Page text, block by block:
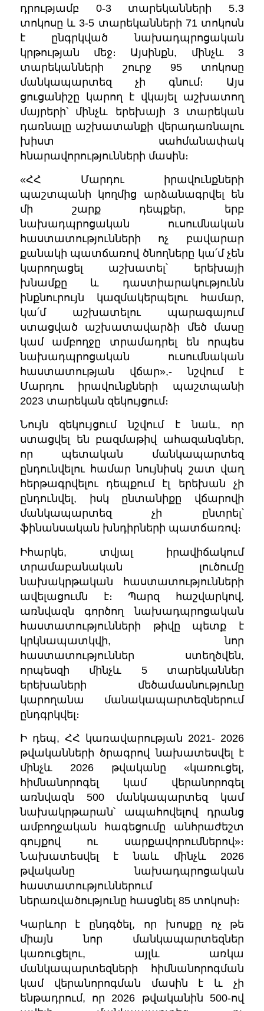
դրությամբ 0-3 տարեկանների 5․3
տոկոսը և 3-5 տարեկանների 71 տոկոսն
է ընգրկված նախադպրոցական
կրթության մեջ։ Այսինքն, մինչև 3
տարեկանների շուրջ 95 տոկոսը
մանկապարտեզ չի գնում։ Այս
ցուցանիշը կարող է վկայել աշխատող
մայրերի՝ մինչև երեխայի 3 տարեկան
դառնալը աշխատանքի վերադառնալու
խիստ սահմանափակ
հնարավորությունների մասին։
«ՀՀ Մարդու իրավունքների
պաշտպանի կողմից արձանագրվել են
մի շարք դեպքեր, երբ
նախադպրոցական ուսումնական
հաստատությունների ոչ բավարար
քանակի պատճառով ծնողները կա՛մ չեն
կարողացել աշխատել՝ երեխայի
խնամքը և դաստիարակությունն
ինքնուրույն կազմակերպելու համար,
կա՛մ աշխատելու պարագայում
ստացված աշխատավարձի մեծ մասը
կամ ամբողջը տրամադրել են որպես
նախադպրոցական ուսումնական
հաստատության վճար»,- նշվում է
Մարդու իրավունքների պաշտպանի
2023 տարեկան զեկույցում։
Նույն զեկույցում նշվում է նաև, որ
ստացվել են բազմաթիվ ահազանգներ,
որ պետական մանկապարտեզ
ընդունվելու համար նույնիսկ շատ վաղ
հերթագրվելու դեպքում էլ երեխան չի
ընդունվել, իսկ ընտանիքը վճարովի
մանկապարտեզ չի ընտրել՝
ֆինանսական խնդիրների պատճառով։
Իհարկե, տվյալ իրավիճակում
տրամաբանական լուծումը
նախակրթական հաստատությունների
ավելացումն է։ Պարզ հաշվարկով,
առնվազն գործող նախադպրոցական
հաստատությունների թիվը պետք է
կրկնապատկվի, նոր
հաստատություններ ստեղծվեն,
որպեսզի մինչև 5 տարեկաններ
երեխաների մեծամասնությունը
կարողանա մանակապարտեզներում
ընդգրկվել։
Ի դեպ, ՀՀ կառավարության 2021- 2026
թվականների ծրագրով նախատեսվել է
մինչև 2026 թվականը «կառուցել,
հիմնանորոգել կամ վերանորոգել
առնվազն 500 մանկապարտեզ կամ
նախակրթարան՝ ապահովելով դրանց
ամբողջական հագեցումը անհրաժեշտ
գույքով ու սարքավորումներով»։
Նախատեսվել է նաև մինչև 2026
թվականը նախադպրոցական
հաստատություններում
ներառվածությունը հասցնել 85 տոկոսի։
Կարևոր է ընդգծել, որ խոսքը ոչ թե
միայն նոր մանկապարտեզներ
կառուցելու, այլև առկա
մանկապարտեզների հիմնանորոգման
կամ վերանորոգման մասին է և չի
ենթադրում, որ 2026 թվականին 500-ով